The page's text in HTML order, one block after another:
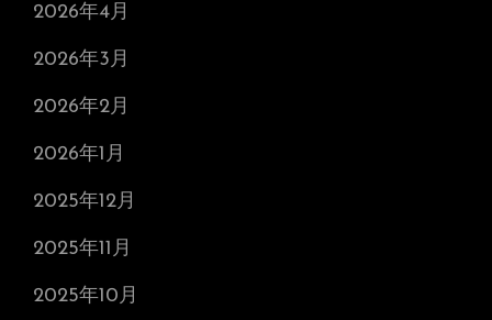
2026年4月
2026年3月
2026年2月
2026年1月
2025年12月
2025年11月
2025年10月